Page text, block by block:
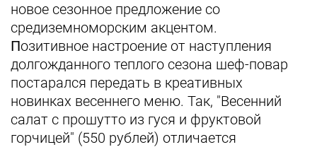
новое сезонное предложение со
средиземноморским акцентом.
Позитивное настроение от наступления
долгожданного теплого сезона шеф-повар
постарался передать в креативных
новинках весеннего меню. Так, "Весенний
салат с прошутто из гуся и фруктовой
горчицей" (550 рублей) отличается